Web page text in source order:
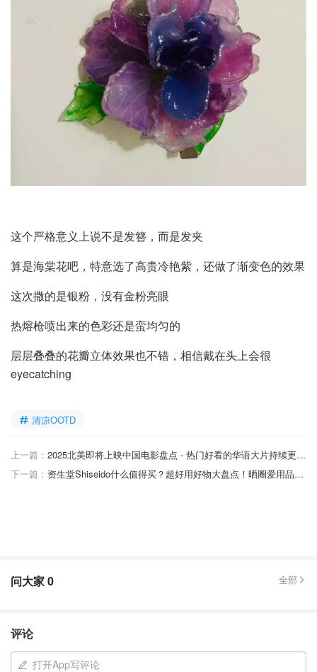
这个严格意义上说不是发簪，而是发夹
算是海棠花吧，特意选了高贵冷艳紫，还做了渐变色的效果
这次撒的是银粉，没有金粉亮眼
热熔枪喷出来的色彩还是蛮均匀的
层层叠叠的花瓣立体效果也不错，相信戴在头上会很
eyecatching
清凉OOTD
上一篇：
2025北美即将上映中国电影盘点 - 热门好看的华语大片持续更新 - 12月最新
下一篇：
资生堂Shiseido什么值得买？超好用好物大盘点！晒圈爱用品等你Pick~
问大家0 全部
评论
打开App写评论